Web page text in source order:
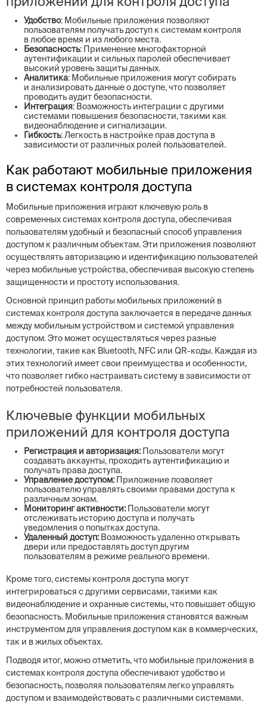
Удобство: Мобильные приложения позволяют
пользователям получать доступ к системам контроля
в любое время и из любого места.
Безопасность: Применение многофакторной
аутентификации и сильных паролей обеспечивает
высокий уровень защиты данных.
Аналитика: Мобильные приложения могут собирать
и анализировать данные о доступе, что позволяет
проводить аудит безопасности.
Интеграция: Возможность интеграции с другими
системами повышения безопасности, такими как
видеонаблюдение и сигнализации.
Гибкость: Легкость в настройке прав доступа в
зависимости от различных ролей пользователей.
Как работают мобильные приложения
в системах контроля доступа
Мобильные приложения играют ключевую роль в
современных системах контроля доступа, обеспечивая
пользователям удобный и безопасный способ управления
доступом к различным объектам. Эти приложения позволяют
осуществлять авторизацию и идентификацию пользователей
через мобильные устройства, обеспечивая высокую степень
защищенности и простоту использования.
Основной принцип работы мобильных приложений в
системах контроля доступа заключается в передаче данных
между мобильным устройством и системой управления
доступом. Это может осуществляться через разные
технологии, такие как Bluetooth, NFC или QR-коды. Каждая из
этих технологий имеет свои преимущества и особенности,
что позволяет гибко настраивать систему в зависимости от
потребностей пользователя.
Ключевые функции мобильных
приложений для контроля доступа
Регистрация и авторизация: Пользователи могут
создавать аккаунты, проходить аутентификацию и
получать права доступа.
Управление доступом: Приложение позволяет
пользователю управлять своими правами доступа к
различным зонам.
Мониторинг активности: Пользователи могут
отслеживать историю доступа и получать
уведомления о попытках доступа.
Удаленный доступ: Возможность удаленно открывать
двери или предоставлять доступ другим
пользователям в режиме реального времени.
Кроме того, системы контроля доступа могут
интегрироваться с другими сервисами, такими как
видеонаблюдение и охранные системы, что повышает общую
безопасность. Мобильные приложения становятся важным
инструментом для управления доступом как в коммерческих,
так и в жилых объектах.
Подводя итог, можно отметить, что мобильные приложения в
системах контроля доступа обеспечивают удобство и
безопасность, позволяя пользователям легко управлять
доступом и взаимодействовать с различными системами.